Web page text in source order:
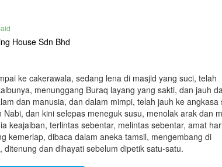
House Sdn Bhd
ke cakerawala, sedang lena di masjid yang suci, telah
menunggang Buraq layang yang sakti, dan jauh
dan manusia, dan dalam mimpi, telah jauh ke angkasa
Nabi, dan kini selepas meneguk susu, menolak arak dan
keajaiban, terlintas sebentar, melintas sebentar, amat
kemerlap, dibaca dalam aneka tamsil, mengembang di
ditenung dan dihayati sebelum dipetik satu-satu.